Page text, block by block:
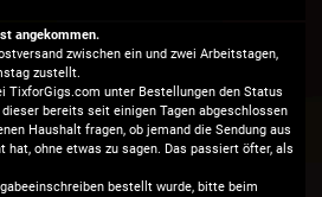
angekommen.
zwischen ein und zwei Arbeitstagen,
zustellt.
TixforGigs.com unter Bestellungen den Status
bereits seit einigen Tagen abgeschlossen
Haushalt fragen, ob jemand die Sendung aus
ohne etwas zu sagen. Das passiert öfter, als
bestellt wurde, bitte beim